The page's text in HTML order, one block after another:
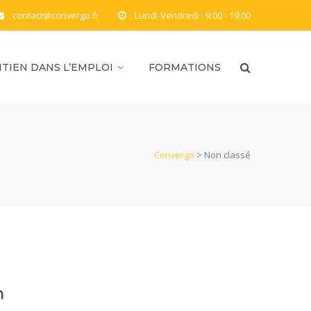
contact@convergo.fr Lundi-Vendredi : 9:00 - 19:00
DANS L’EMPLOI FORMATIONS
Convergo > Non classé